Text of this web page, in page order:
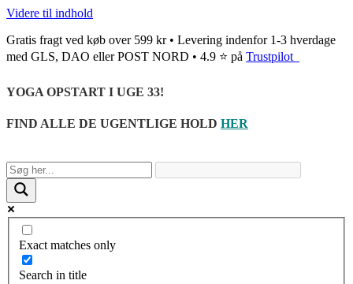
Videre til indhold
Gratis fragt ved køb over 599 kr • Levering indenfor 1-3 hverdage
med GLS, DAO eller POST NORD • 4.9 ⭐ på Trustpilot
YOGA OPSTART I UGE 33!
FIND ALLE DE UGENTLIGE HOLD HER
Exact matches only
Search in title